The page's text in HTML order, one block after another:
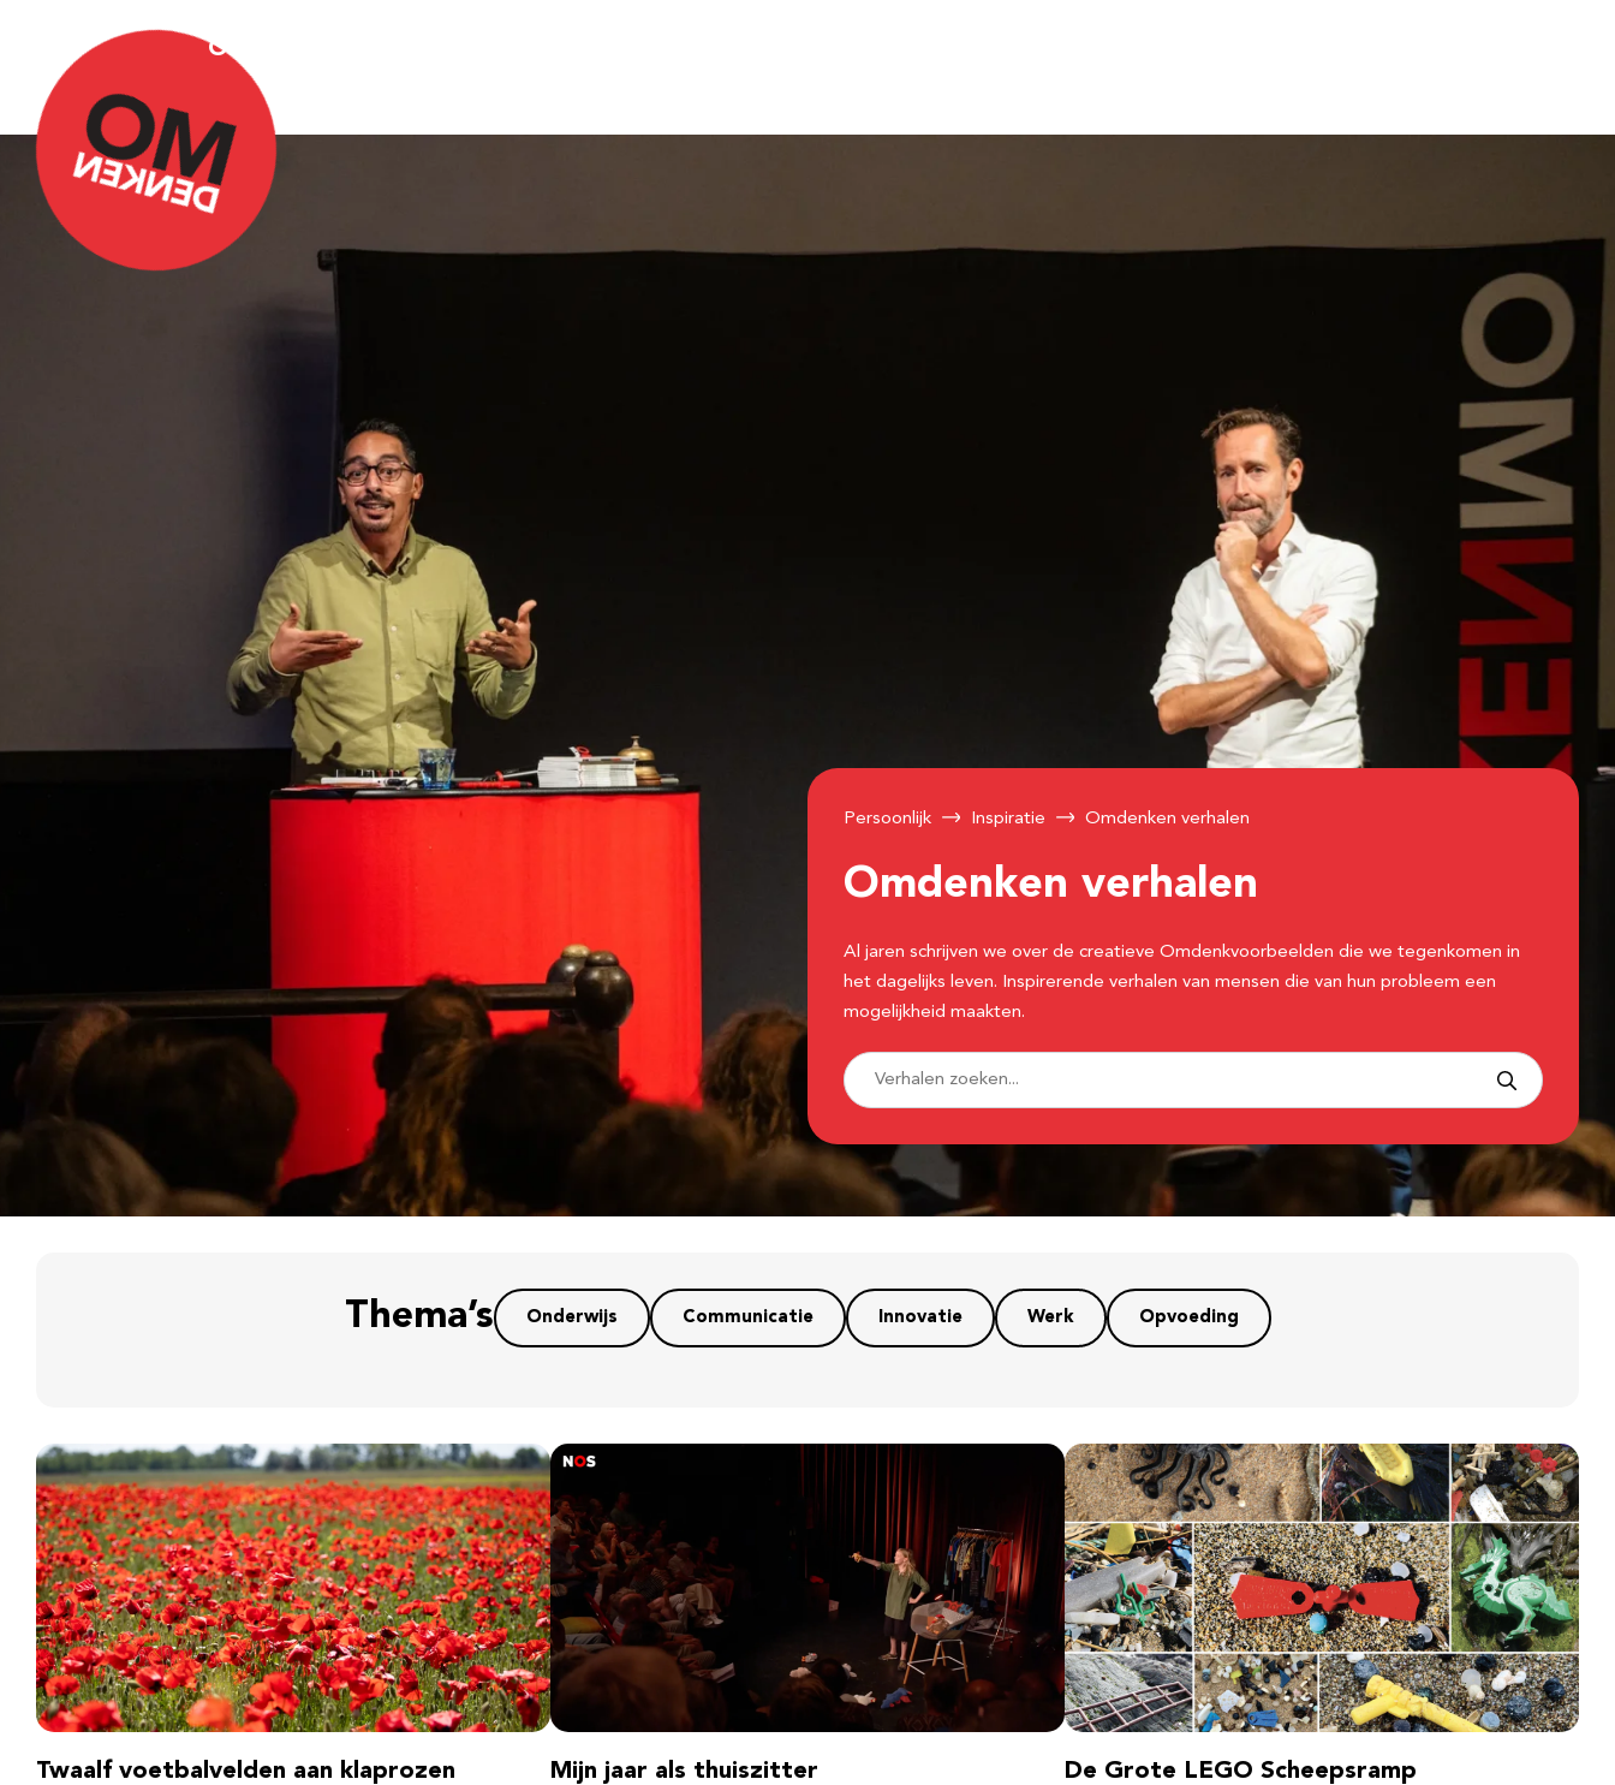
Over Omdenken
Persoonlijk Inspiratie Omdenken verhalen
Omdenken verhalen
Al jaren schrijven we over de creatieve Omdenkvoorbeelden die we tegenkomen in
het dagelijks leven. Inspirerende verhalen van mensen die van hun probleem een
mogelijkheid maakten.
Thema’s Onderwijs Communicatie Innovatie Werk Opvoeding
Twaalf voetbalvelden aan klaprozen Mijn jaar als thuiszitter De Grote LEGO Scheepsramp